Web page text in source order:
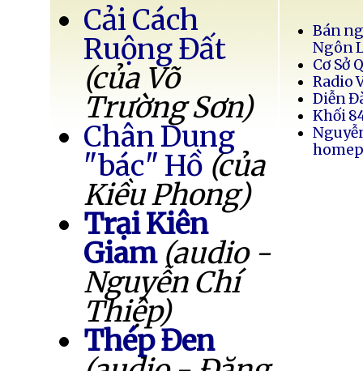
Cải Cách
Ruộng Đất
(của Võ
Trường Sơn)
Chân Dung
"bác" Hồ (của
Kiều Phong)
Trại Kiên
Giam (audio -
Nguyễn Chí
Thiệp)
Thép Đen
Bán
Ngôn
Cơ Sở
Radio
Diễn
Khối